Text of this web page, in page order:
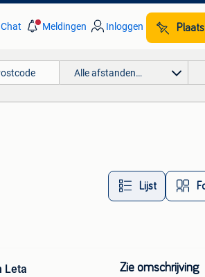
Chat Meldingen Inloggen
Alle afstanden…
Lijst
Leta Zie omschrijving